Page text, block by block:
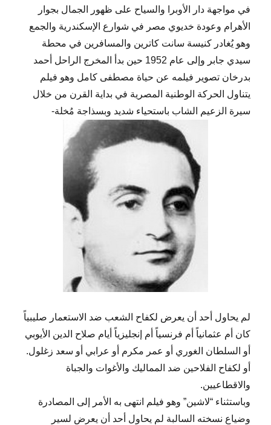
في مواجهة دار الأوبرا والسياح على ظهور الجمال بجوار
الأهرام وعودة خديوي مصر في شوارع الإسكندرية والجمع
وهو يُغادر كنيسة سانت كاترين والمسافرين في محطة
سيدي جابر وإلى عام 1952 حين بدأ المخرج الراحل أحمد
بدرخان تصوير فيلمه عن حياة مصطفى كامل وهو فيلم
يتناول الحركة الوطنية المصرية في بداية القرن من خلال
سيرة الزعيم الشاب باستحياء شديد وبسذاجة مُخلة-
لم يحاول أحد أن يعرض لكفاح الشعب ضد الاستعمار صليبياً
كان أم عثمانياً أم فرنسياً أم إنجليزياً أيام صلاح الدين الأيوبي
أو السلطان الغوري أو عمر مكرم أو عرابي أو سعد زغلول.
أو لكفاح الفلاحين ضد المماليك والأغوات والجباة
والاقطاعيين.
وباستثناء “لاشين” وهو فيلم انتهى به الأمر إلى المصادرة
وضياع نسخته السالبة لم يحاول أحد أن يعرض لسير